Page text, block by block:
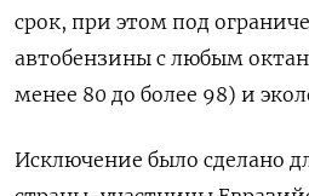
срок, при этом под
автобензины с любым
менее 80 до более 98) и
Исключение было сделано